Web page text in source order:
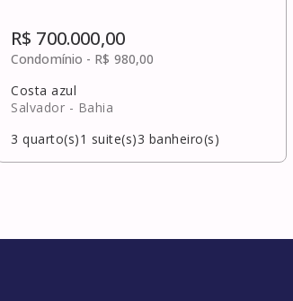
R$ 700.000,00
Condomínio - R$ 980,00
Costa azul
Salvador - Bahia
3 quarto(s)1 suite(s)3 banheiro(s)